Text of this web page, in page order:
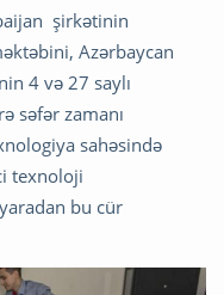
şirkətinin
Azərbaycan
4 və 27 saylı
səfər zamanı
sahəsində
texnoloji
bu cür